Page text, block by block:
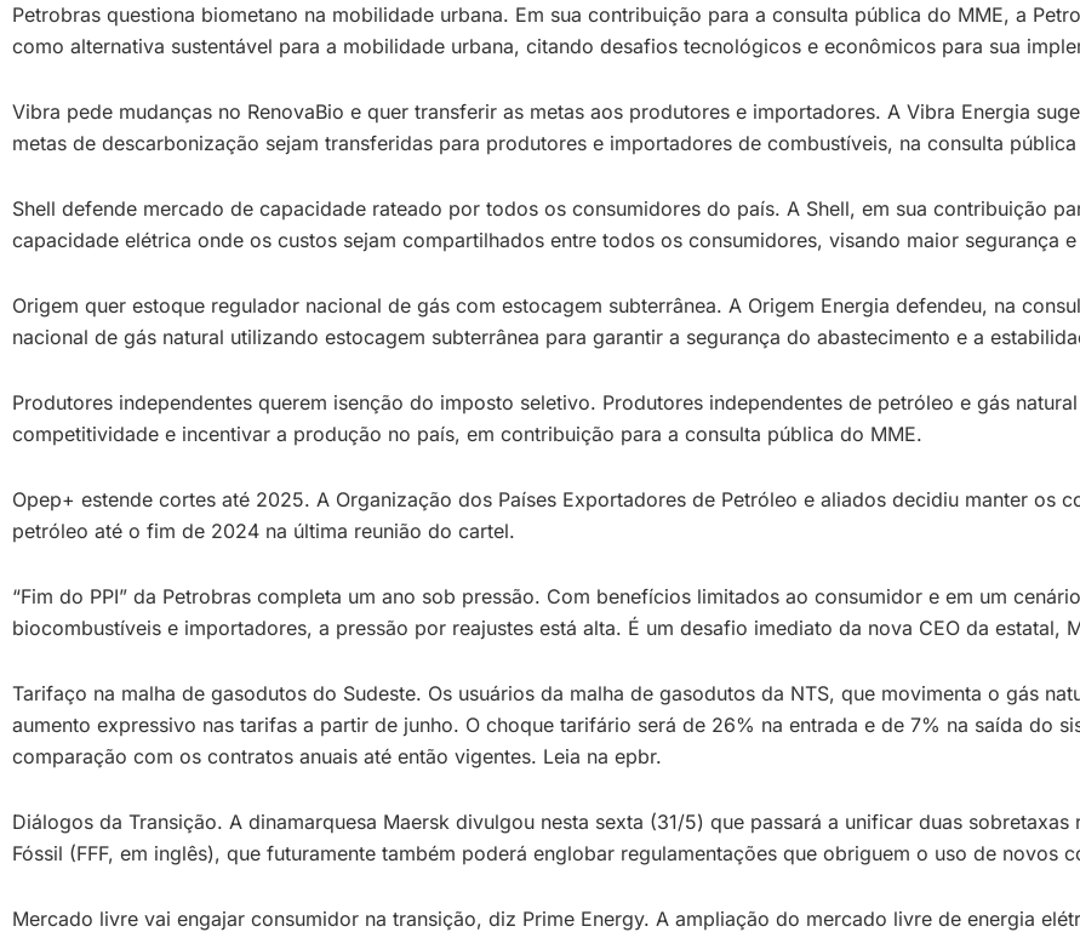
Petrobras questiona biometano na mobilidade urbana. Em sua contribuição para a consulta pública do MME, a
como alternativa sustentável para a mobilidade urbana, citando desafios tecnológicos e econômicos para sua
Vibra pede mudanças no RenovaBio e quer transferir as metas aos produtores e importadores. A Vibra Energia
metas de descarbonização sejam transferidas para produtores e importadores de combustíveis, na consulta
Shell defende mercado de capacidade rateado por todos os consumidores do país. A Shell, em sua contribuição
capacidade elétrica onde os custos sejam compartilhados entre todos os consumidores, visando maior segurança
Origem quer estoque regulador nacional de gás com estocagem subterrânea. A Origem Energia defendeu, na
nacional de gás natural utilizando estocagem subterrânea para garantir a segurança do abastecimento e a
Produtores independentes querem isenção do imposto seletivo. Produtores independentes de petróleo e gás
competitividade e incentivar a produção no país, em contribuição para a consulta pública do MME.
Opep+ estende cortes até 2025. A Organização dos Países Exportadores de Petróleo e aliados decidiu manter
petróleo até o fim de 2024 na última reunião do cartel.
“Fim do PPI” da Petrobras completa um ano sob pressão. Com benefícios limitados ao consumidor e em um
biocombustíveis e importadores, a pressão por reajustes está alta. É um desafio imediato da nova CEO da estatal,
Tarifaço na malha de gasodutos do Sudeste. Os usuários da malha de gasodutos da NTS, que movimenta o gás
aumento expressivo nas tarifas a partir de junho. O choque tarifário será de 26% na entrada e de 7% na saída do
comparação com os contratos anuais até então vigentes. Leia na epbr.
Diálogos da Transição. A dinamarquesa Maersk divulgou nesta sexta (31/5) que passará a unificar duas
Fóssil (FFF, em inglês), que futuramente também poderá englobar regulamentações que obriguem o uso de novos
Mercado livre vai engajar consumidor na transição, diz Prime Energy. A ampliação do mercado livre de energia